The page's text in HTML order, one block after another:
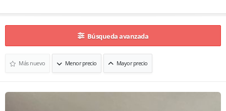
Búsqueda avanzada
Más nuevo Menor precio Mayor precio